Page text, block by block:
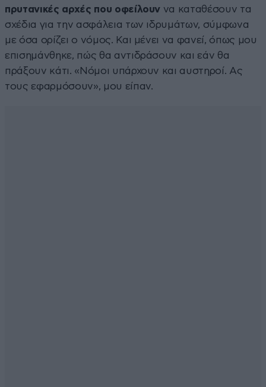
πρυτανικές αρχές που οφείλουν να καταθέσουν τα
σχέδια για την ασφάλεια των ιδρυμάτων, σύμφωνα
με όσα ορίζει ο νόμος. Και μένει να φανεί, όπως μου
επισημάνθηκε, πώς θα αντιδράσουν και εάν θα
πράξουν κάτι. «Νόμοι υπάρχουν και αυστηροί. Ας
τους εφαρμόσουν», μου είπαν.